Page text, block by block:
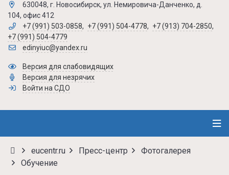
630048, г. Новосибирск, ул. Немировича-Данченко, д.
104, офис 412
+7 (991) 503-0858, +7 (991) 504-4778, +7 (913) 704-2850,
+7 (991) 504-4779
edinyiuc@yandex.ru
Версия для слабовидящих
Версия для незрячих
Войти на СДО
eucentr.ru Пресс-центр
Фотогалерея
Обучение